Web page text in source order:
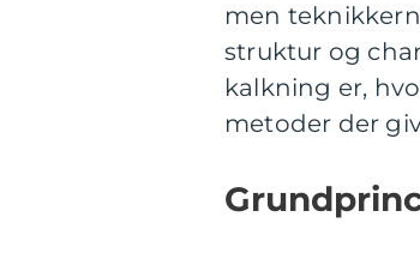
men
struktur og
kalkning er,
metoder der